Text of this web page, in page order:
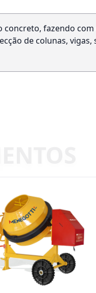
fazendo
de colunas, vigas,